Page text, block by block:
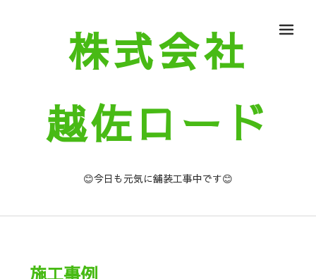
株式会社
越佐ロード
😊今日も元気に舗装工事中です😊
施工事例